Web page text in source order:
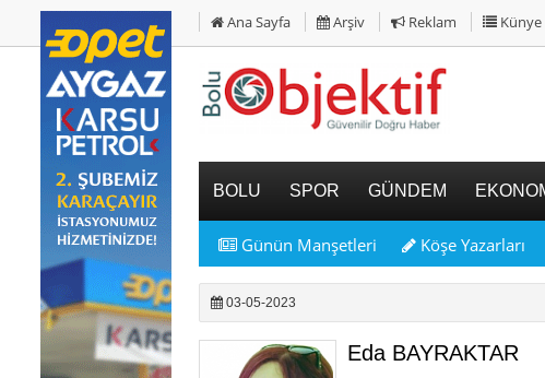
Ana Sayfa Arşiv Reklam Künye
BOLU SPOR GÜNDEM
Günün Manşetleri Köşe Yazarları
03-05-2023
Eda BAYRAKTAR